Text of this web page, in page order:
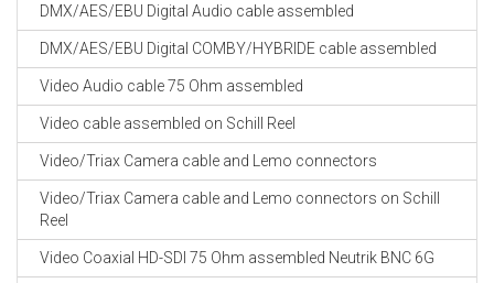
DMX/AES/EBU Digital Audio cable assembled
DMX/AES/EBU Digital COMBY/HYBRIDE cable assembled
Video Audio cable 75 Ohm assembled
Video cable assembled on Schill Reel
Video/Triax Camera cable and Lemo connectors
Video/Triax Camera cable and Lemo connectors on Schill
Reel
Video Coaxial HD-SDI 75 Ohm assembled Neutrik BNC 6G